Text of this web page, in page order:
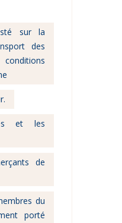
sur la
des
et les
de
du
porté